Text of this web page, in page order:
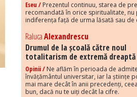
Eseu / Prezentul continuu, starea de
recomandată în orice spiritualitate, nu
indiferența față de urma lăsată sau de
RalucaAlexandrescu
Drumul de la școală către noul
totalitarism de extremă dreaptă
Opinii / Ne aflăm în perioada de
învățământul universitar, iar la științe
mai mare decât în anii precedenți,
bun, dacă nu te uiți decât la cifre.